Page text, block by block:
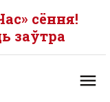
сёння!
заўтра